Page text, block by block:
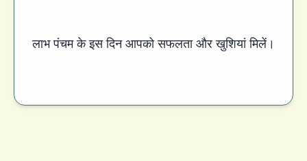
लाभ पंचम के इस दिन आपको सफलता और खुशियां मिलें।